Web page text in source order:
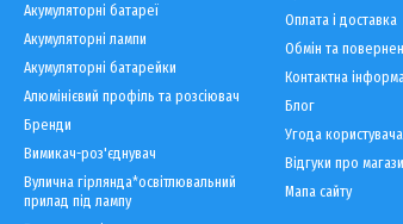
Акумуляторні батареї
Акумуляторні лампи
Акумуляторні батарейки
Алюмінієвий профіль та розсіювач
Бренди
Вимикач-роз'єднувач
Вулична гірлянда*освітлювальний
прилад під лампу
Оплата і доставка
Обмін та
Контактна
Блог
Угода користувача
Відгуки про
Мапа сайту